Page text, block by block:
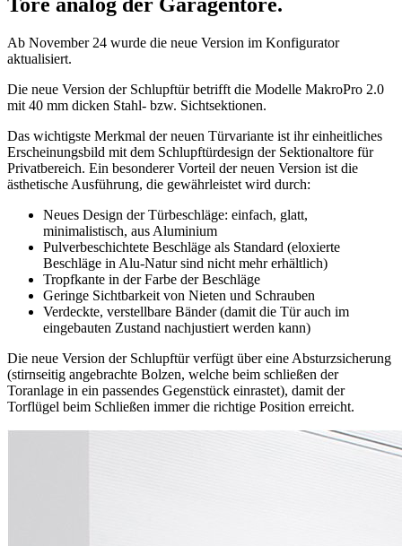
Tore analog der Garagentore.
Ab November 24 wurde die neue Version im Konfigurator
aktualisiert.
Die neue Version der Schlupftür betrifft die Modelle MakroPro 2.0
mit 40 mm dicken Stahl- bzw. Sichtsektionen.
Das wichtigste Merkmal der neuen Türvariante ist ihr einheitliches
Erscheinungsbild mit dem Schlupftürdesign der Sektionaltore für
Privatbereich. Ein besonderer Vorteil der neuen Version ist die
ästhetische Ausführung, die gewährleistet wird durch:
Neues Design der Türbeschläge: einfach, glatt,
minimalistisch, aus Aluminium
Pulverbeschichtete Beschläge als Standard (eloxierte
Beschläge in Alu-Natur sind nicht mehr erhältlich)
Tropfkante in der Farbe der Beschläge
Geringe Sichtbarkeit von Nieten und Schrauben
Verdeckte, verstellbare Bänder (damit die Tür auch im
eingebauten Zustand nachjustiert werden kann)
Die neue Version der Schlupftür verfügt über eine Absturzsicherung
(stirnseitig angebrachte Bolzen, welche beim schließen der
Toranlage in ein passendes Gegenstück einrastet), damit der
Torflügel beim Schließen immer die richtige Position erreicht.